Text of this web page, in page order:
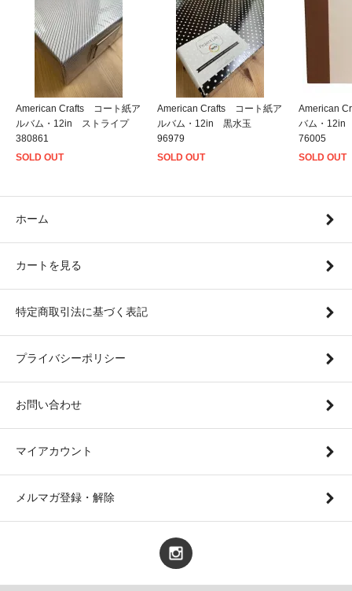
American Crafts コート紙ア
ルバム・12in ストライプ
380861
SOLD OUT
American Crafts コート紙ア
ルバム・12in 黒水玉
96979
SOLD OUT
American
バム・
76005
SOLD OUT
ホーム
カートを見る
特定商取引法に基づく表記
プライバシーポリシー
お問い合わせ
マイアカウント
メルマガ登録・解除